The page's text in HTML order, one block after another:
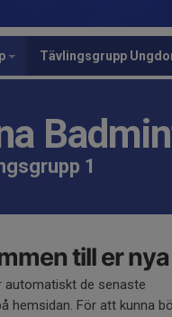
Tävlingsgrupp
1
till er
automatiskt de senaste
hemsidan. För att kunna